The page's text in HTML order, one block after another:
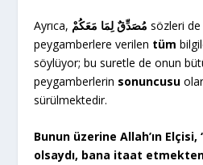
Ayrıca, مُصَدِّقٌ لِمَا مَعَكُمْsözleri
peygamberlere verilen tüm
söylüyor; bu suretle de onun
peygamberlerin sonuncusu
sürülmektedir.
Bunun üzerine Allah’ın
olsaydı, bana itaat